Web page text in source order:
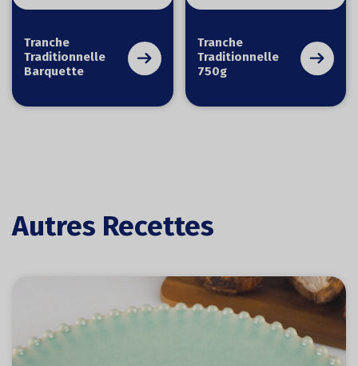
Tranche
Traditionnelle
Barquette
Tranche
Traditionnelle
750g
Autres Recettes